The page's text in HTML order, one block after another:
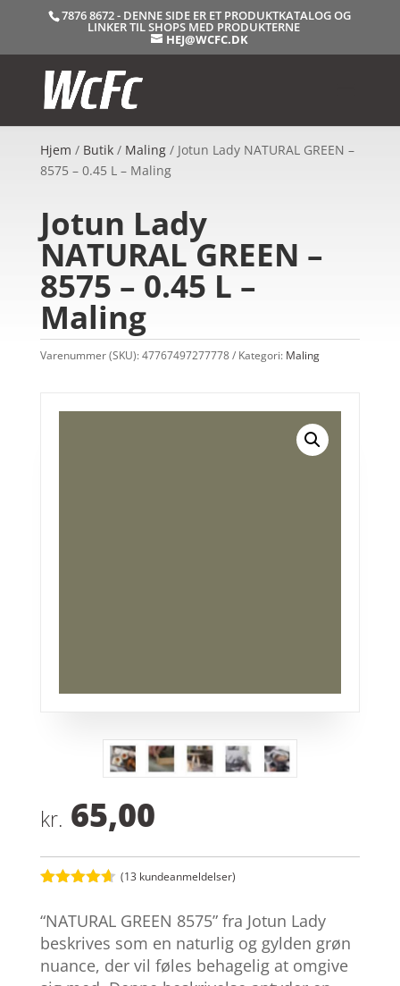
7876 8672 - DENNE SIDE ER ET PRODUKTKATALOG OG
LINKER TIL SHOPS MED PRODUKTERNE
HEJ@WCFC.DK
Hjem / Butik/ Maling/ Jotun Lady NATURAL GREEN –
8575 – 0.45 L – Maling
Jotun Lady
NATURAL GREEN –
8575 – 0.45 L –
Maling
Varenummer (SKU):47767497277778 Kategori: Maling
kr. 65,00
ud af 5
baseret på
kundebedø
mmelser
(13 kundeanmeldelser)
“NATURAL GREEN 8575” fra Jotun Lady
beskrives som en naturlig og gylden grøn
nuance, der vil føles behagelig at omgive